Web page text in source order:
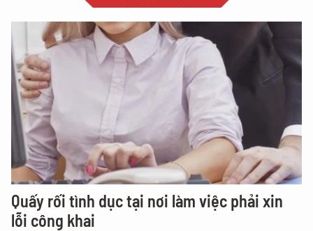
Quấy rối tình dục tại nơi làm việc phải xin
lỗi công khai